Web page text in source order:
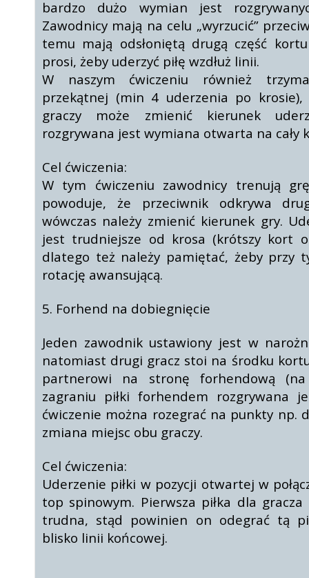
bardzo dużo wymian jest
Zawodnicy mają na celu „wyrzucić”
temu mają odsłoniętą drugą część
prosi, żeby uderzyć piłę wzdłuż linii.
W naszym ćwiczeniu również
przekątnej (min 4 uderzenia po
graczy może zmienić kierunek
rozgrywana jest wymiana otwarta na cały
Cel ćwiczenia:
W tym ćwiczeniu zawodnicy trenują
powoduje, że przeciwnik odkrywa
wówczas należy zmienić kierunek gry.
jest trudniejsze od krosa (krótszy kort
dlatego też należy pamiętać, żeby przy
rotację awansującą.
5. Forhend na dobiegnięcie
Jeden zawodnik ustawiony jest w
natomiast drugi gracz stoi na środku
partnerowi na stronę forhendową (na
zagraniu piłki forhendem rozgrywana
ćwiczenie można rozegrać na punkty np.
zmiana miejsc obu graczy.
Cel ćwiczenia:
Uderzenie piłki w pozycji otwartej w
top spinowym. Pierwsza piłka dla
trudna, stąd powinien on odegrać tą
blisko linii końcowej.